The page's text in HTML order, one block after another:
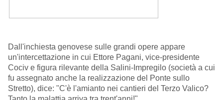
Dall'inchiesta genovese sulle grandi opere appare
un'intercettazione in cui Ettore Pagani, vice-presidente
Cociv e figura rilevante della Salini-Impregilo (società a cui
fu assegnato anche la realizzazione del Ponte sullo
Stretto), dice: "C'è l'amianto nei cantieri del Terzo Valico?